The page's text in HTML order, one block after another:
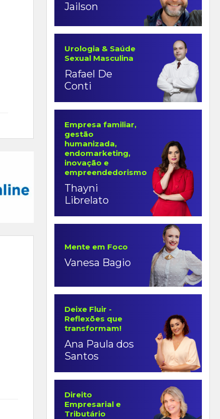
Jailson
Urologia & Saúde
Sexual Masculina
Rafael De
Conti
Empresa familiar,
gestão
humanizada,
endomarketing,
inovação e
empreendedorismo
Thayni
Librelato
Mente em Foco
Vanesa Bagio
Deixe Fluir -
Reflexões que
transformam!
Ana Paula dos
Santos
Direito
Empresarial e
Tributário